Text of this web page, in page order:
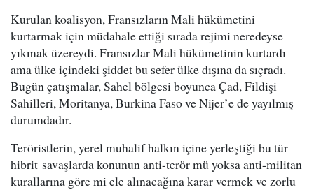
Kurulan koalisyon, Fransızların Mali hükümetini
kurtarmak için müdahale ettiği sırada rejimi neredeyse
yıkmak üzereydi. Fransızlar Mali hükümetinin kurtardı
ama ülke içindeki şiddet bu sefer ülke dışına da sıçradı.
Bugün çatışmalar, Sahel bölgesi boyunca Çad, Fildişi
Sahilleri, Moritanya, Burkina Faso ve Nijer’e de yayılmış
durumdadır.
Teröristlerin, yerel muhalif halkın içine yerleştiği bu tür
hibrit savaşlarda konunun anti-terör mü yoksa anti-militan
kurallarına göre mi ele alınacağına karar vermek ve zorlu